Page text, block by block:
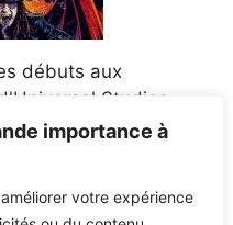
importance à
votre expérience
débuts aux
Studios